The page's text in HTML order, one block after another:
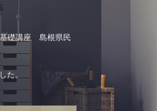
礎講座 島根県民
た。